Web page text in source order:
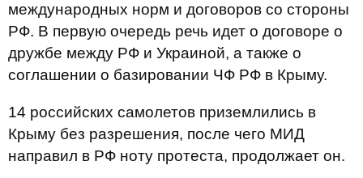
международных норм и договоров со стороны
РФ. В первую очередь речь идет о договоре о
дружбе между РФ и Украиной, а также о
соглашении о базировании ЧФ РФ в Крыму.
14 российских самолетов приземлились в
Крыму без разрешения, после чего МИД
направил в РФ ноту протеста, продолжает он.